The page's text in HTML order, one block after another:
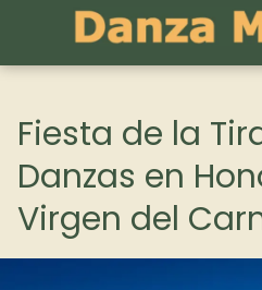
Fiesta de la
Danzas en
Virgen del